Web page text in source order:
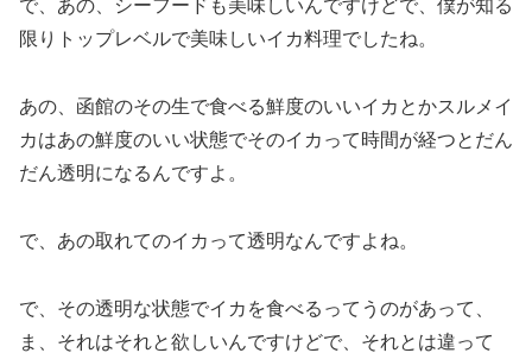
で、あの、シーフードも美味しいんですけどで、僕が知る
限りトップレベルで美味しいイカ料理でしたね。
あの、函館のその生で食べる鮮度のいいイカとかスルメイ
カはあの鮮度のいい状態でそのイカって時間が経つとだん
だん透明になるんですよ。
で、あの取れてのイカって透明なんですよね。
で、その透明な状態でイカを食べるってうのがあって、
ま、それはそれと欲しいんですけどで、それとは違って